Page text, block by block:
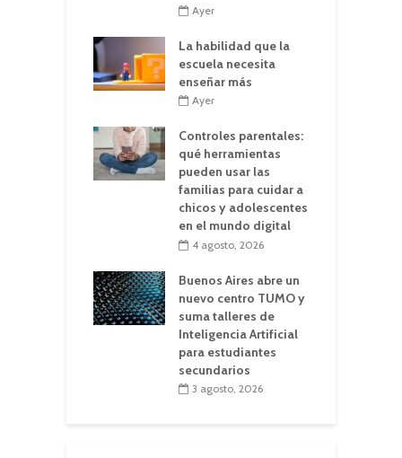
Ayer
La habilidad que la
escuela necesita
enseñar más
Ayer
Controles parentales:
qué herramientas
pueden usar las
familias para cuidar a
chicos y adolescentes
en el mundo digital
4 agosto, 2026
Buenos Aires abre un
nuevo centro TUMO y
suma talleres de
Inteligencia Artificial
para estudiantes
secundarios
3 agosto, 2026